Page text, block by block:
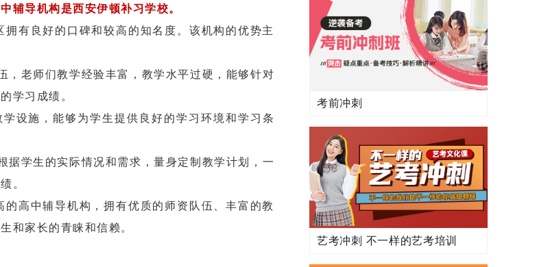
辅导机构是西安伊顿补习学校。
有良好的口碑和较高的知名度。该机构的优势主
，老师们教学经验丰富，教学水平过硬，能够针对
学习成绩。
设施，能够为学生提供良好的学习环境和学习条
据学生的实际情况和需求，量身定制教学计划，一
。
高中辅导机构，拥有优质的师资队伍、丰富的教
和家长的青睐和信赖。
考前冲刺
艺考冲刺 不一样的艺考培训